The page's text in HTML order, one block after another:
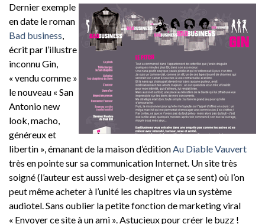
Dernier exemple
en date le roman
Bad business
écrit par l’illustre
inconnu Gin,
« vendu comme »
le nouveau « San
Antonio new
look, macho,
généreux et
libertin », émanant de la maison d’édition Au Diable Vauvert
très en pointe sur sa communication Internet. Un site très
soigné (l’auteur est aussi web-designer et ça se sent) où l’on
peut même acheter à l’unité les chapitres via un système
audiotel. Sans oublier la petite fonction de marketing viral
« Envoyer ce site à un ami ». Astucieux pour créer le buzz !